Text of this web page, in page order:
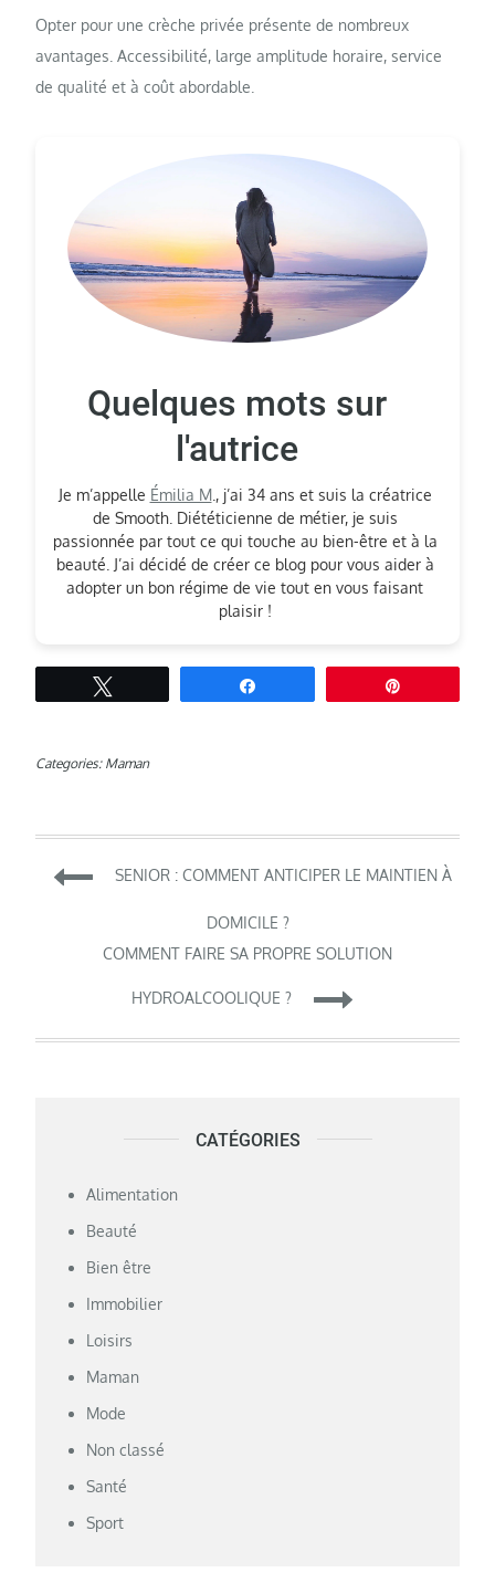
Opter pour une crèche privée présente de nombreux
avantages. Accessibilité, large amplitude horaire, service
de qualité et à coût abordable.
Quelques mots sur
l'autrice
Je m’appelle Émilia M., j’ai 34 ans et suis la créatrice
de Smooth. Diététicienne de métier, je suis
passionnée par tout ce qui touche au bien-être et à la
beauté. J’ai décidé de créer ce blog pour vous aider à
adopter un bon régime de vie tout en vous faisant
plaisir !
Categories: Maman
Navigation
l’article
SENIOR : COMMENT ANTICIPER LE MAINTIEN À
DOMICILE ?
COMMENT FAIRE SA PROPRE SOLUTION
HYDROALCOOLIQUE ?
CATÉGORIES
Alimentation
Beauté
Bien être
Immobilier
Loisirs
Maman
Mode
Non classé
Santé
Sport